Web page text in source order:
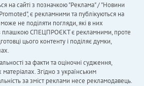
на сайті з позначкою "Реклама" / "Новини
є рекламними та публікуються на
не поділяти погляди, які в них
з плашкою СПЕЦПРОЄКТ є рекламними, проте
цього контенту і поділяє думки,
за факти та оціночні судження,
Згідно з українським
за зміст реклами несе рекламодавець.